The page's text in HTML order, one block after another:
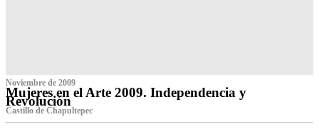
Noviembre de 2009
Mujeres en el Arte 2009. Independencia y
Revolución
Castillo de Chapultepec